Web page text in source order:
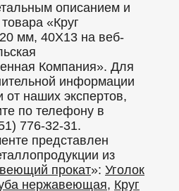
описанием и
«Круг
мм, 40Х13 на веб-
Компания». Для
информации
от наших экспертов,
по телефону в
776-32-31.
представлен
из
прокат»: Уголок
нержавеющая, Круг